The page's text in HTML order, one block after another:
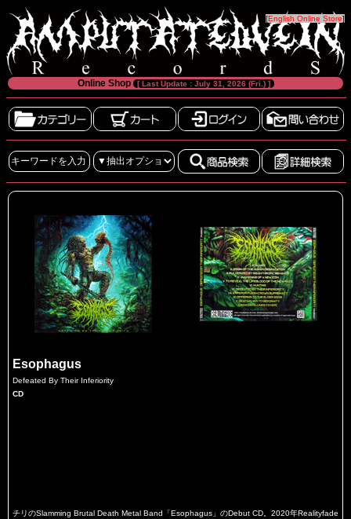
[English Online Store]
Online Shop [ Last Update : July 31, 2026 (Fri.) ]
Esophagus
Defeated By Their Inferiority
CD
チリのSlamming Brutal Death Metal Band「Esophagus」のDebut CD。2020年Realityfade